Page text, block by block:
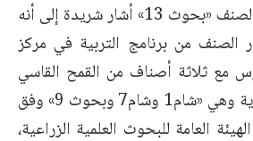
وفي التفاصيل الفنية لصنف «بحوث 13» أشار شريدة إلى أنه
من برنامج التربية في مركز
مع ثلاثة أصناف من القمح القاسي
كشواهد للزراعة المروية وهي «شام1 وشام7 وبحوث 9» وفق
العامة للبحوث العلمية الزراعية،